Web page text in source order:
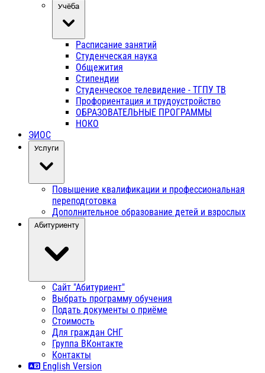
Учёба
Расписание занятий
Студенческая наука
Общежития
Стипендии
Студенческое телевидение - ТГПУ ТВ
Профориентация и трудоустройство
ОБРАЗОВАТЕЛЬНЫЕ ПРОГРАММЫ
НОКО
ЭИОС
Услуги
Повышение квалификации и профессиональная
переподготовка
Дополнительное образование детей и взрослых
Абитуриенту
Сайт "Абитуриент"
Выбрать программу обучения
Подать документы о приёме
Стоимость
Для граждан СНГ
Группа ВКонтакте
Контакты
English Version